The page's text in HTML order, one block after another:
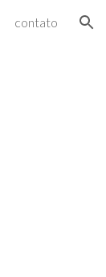
contato